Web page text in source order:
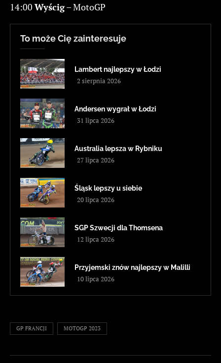
14:00 Wyścig– MotoGP
To może Cię zainteresuje
Lambert najlepszy w Łodzi
2 sierpnia 2026
Andersen wygrał w Łodzi
31 lipca 2026
Australia lepsza w Rybniku
27 lipca 2026
Śląsk lepszy u siebie
20 lipca 2026
SGP Szwecji dla Thomsena
12 lipca 2026
Przyjemski znów najlepszy w Malilli
10 lipca 2026
GP FRANCJI MOTOGP 2023